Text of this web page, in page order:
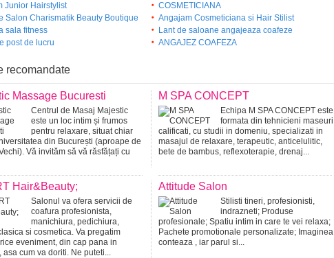
Junior Hairstylist
COSMETICIANA
Salon Charismatik Beauty Boutique
Angajam Cosmeticiana si Hair Stilist
sala fitness
Lant de saloane angajeaza coafeze
post de lucru
ANGAJEZ COAFEZA
recomandate
Massage Bucuresti
Centrul de Masaj Majestic
este un loc intim și frumos
pentru relaxare, situat chiar
din București (aproape de
Vă invităm să vă răsfățați cu
M SPA CONCEPT
Echipa M SPA CONCEPT este
formata din tehnicieni maseuri
calificati, cu studii in domeniu, specializati in
masajul de relaxare, terapeutic, anticelulitic,
bete de bambus, reflexoterapie, drenaj...
Hair&Beauty;
Salonul va ofera servicii de
coafura profesionista,
manichiura, pedichiura,
si cosmetica. Va pregatim
eveniment, din cap pana in
asa cum va doriti. Ne puteti...
Attitude Salon
Stilisti tineri, profesionisti,
indrazneti; Produse
profesionale; Spatiu intim in care te vei relaxa;
Pachete promotionale personalizate; Imaginea
conteaza , iar parul si...